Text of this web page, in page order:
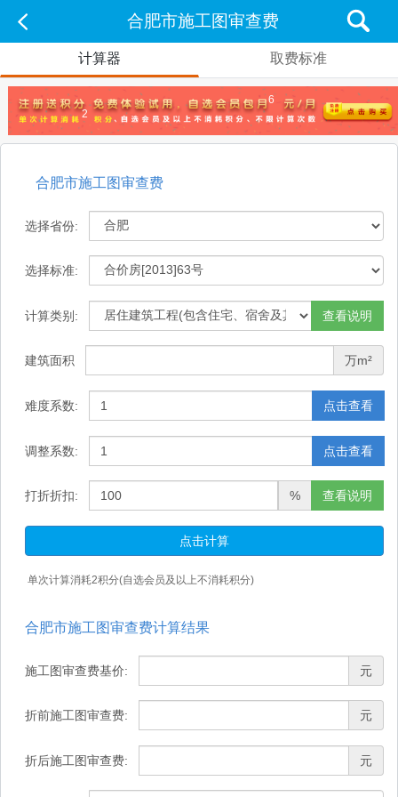
合肥市施工图审查费
计算器 取费标准
6
2
合肥市施工图审查费
选择省份:
选择标准:
计算类别: 查看说明
建筑面积 万m²
难度系数: 点击查看
调整系数: 点击查看
打折折扣: % 查看说明
点击计算
单次计算消耗2积分(自选会员及以上不消耗积分)
合肥市施工图审查费计算结果
施工图审查费基价: 元
折前施工图审查费: 元
折后施工图审查费: 元